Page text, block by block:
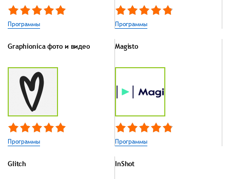
Программы Программы
Graphionica фото и видео
Программы
Magisto
Программы
Glitch InShot